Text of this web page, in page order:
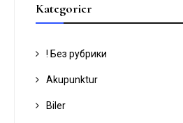
Kategorier
! Без рубрики
Akupunktur
Biler